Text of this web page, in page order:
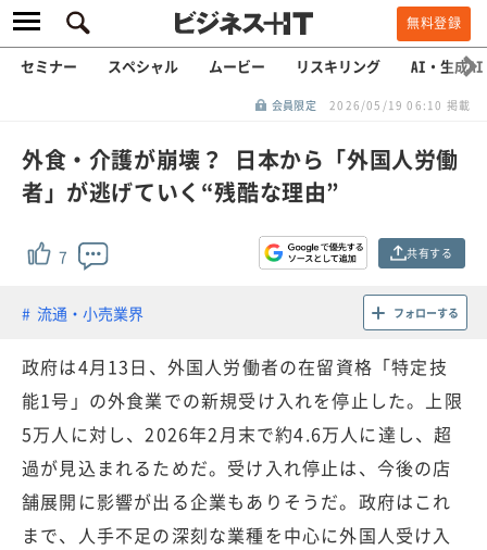
無料登録
セミナー スペシャル ムービー リスキリング AI・生成AI
会員限定 2026/05/19 06:10 掲載
外食・介護が崩壊？ 日本から「外国人労働
者」が逃げていく“残酷な理由”
7 共有する
流通・小売業界 フォローする
政府は4月13日、外国人労働者の在留資格「特定技
能1号」の外食業での新規受け入れを停止した。上限
5万人に対し、2026年2月末で約4.6万人に達し、超
過が見込まれるためだ。受け入れ停止は、今後の店
舗展開に影響が出る企業もありそうだ。政府はこれ
まで、人手不足の深刻な業種を中心に外国人受け入